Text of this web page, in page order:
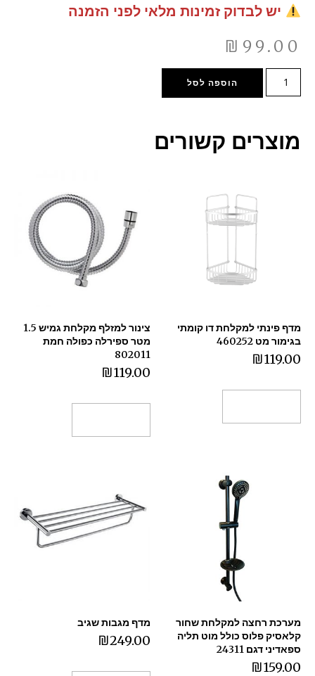
יש לבדוק זמינות מלאי לפני הזמנה
₪ 99.00
הוספה לסל
מוצרים קשורים
מדף פינתי למקלחת דו קומתי
בגימור מט 460252
₪119.00
צינור למזלף מקלחת גמיש 1.5
מטר ספירלה כפולה חמת
802011
₪119.00
מערכת רחצה למקלחת שחור
קלאסיק פלוס כולל מוט תליה
ספאדיני דגם 24311
₪159.00
מדף מגבות שגיב
₪249.00